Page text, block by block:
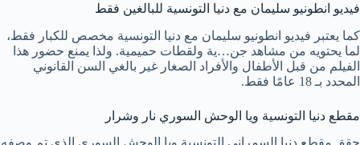
فيديو انطونيو سليمان مع دنيا التونسية للبالغين فقط
كما يعتبر فيديو انطونيو سليمان مع دنيا التونسية مخصص للكبار فقط،
لما يحتويه من مشاهد جن…ية ولقطات حميمية. ولذا يمنع حضور هذا
الفيلم من قبل الأطفال والأفراد الصغار غير بالغي السن القانوني
المحدد بـ 18 عامًا فقط.
مقطع دنيا التونسية ويا الوحش السوري نار وشرار